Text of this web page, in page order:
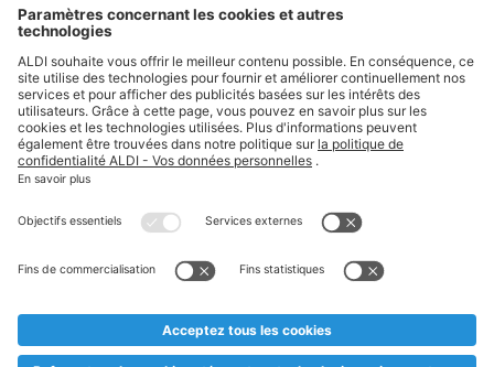
Suivez ALDI Belgique
Textes marqués d'un astérisque et mentions légales
* Nous vendons ces articles temporairement et jusqu'à
au cas où, malgré le planning bien étudié, nous serions
prématurément en rupture de stock. Prix Recupel et TVA incl.
** Sur ce site, l’utilisation de la forme masculine a été adoptée